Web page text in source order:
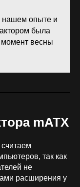
нашем опыте и
была
момент весны
mATX
так как
не
расширения у